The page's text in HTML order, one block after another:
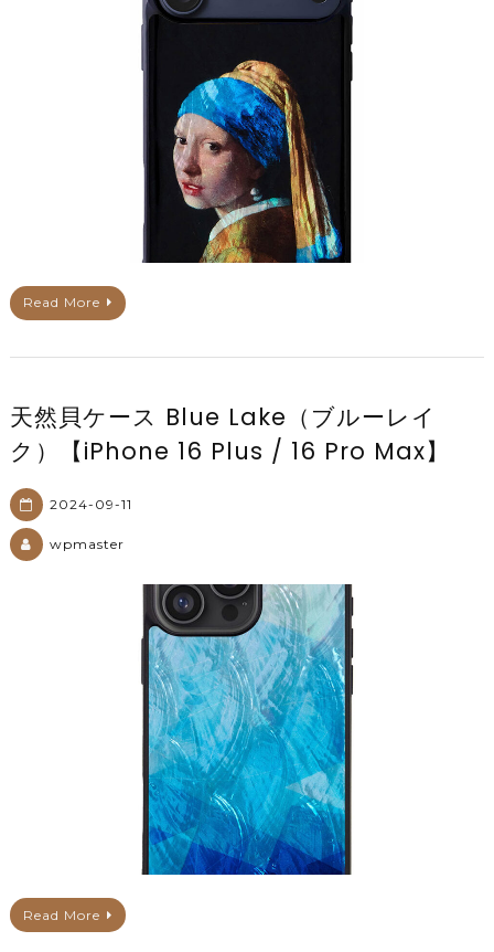
Read More
天然貝ケース Blue Lake（ブルーレイ
ク）【iPhone 16 Plus / 16 Pro Max】
2024-09-11
wpmaster
Read More